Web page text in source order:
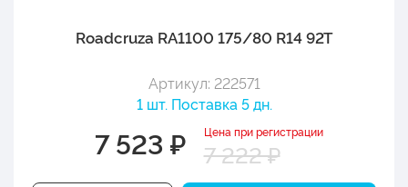
Roadcruza RA1100 175/80 R14 92T
Артикул: 222571
1 шт. Поставка 5 дн.
7 523 ₽ Цена при регистрации
7 222 ₽